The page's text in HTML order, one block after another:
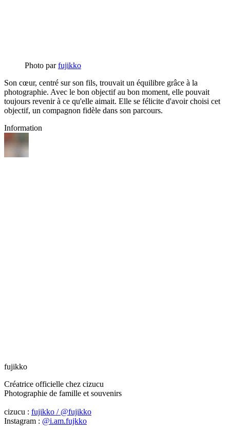
Photo parfujikko
Son cœur, centré sur son fils, trouvait un équilibre grâce à la
photographie. Avec le bon objectif au bon moment, elle pouvait
toujours revenir à ce qu'elle aimait. Elle se félicite d'avoir choisi cet
objectif, un compagnon fidèle dans son parcours.
Information
fujikko
Créatrice officielle chez cizucu
Photographie de famille et souvenirs
cizucu : fujikko / @fujikko
Instagram : @i.am.fujkko